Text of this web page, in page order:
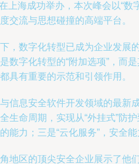
上海成功举办，本次峰会以“
交流与思想碰撞的高端平台。
，数字化转型已成为企业发
数字化转型的“附加选项”，而
具有重要的示范和引领作用。
信息安全软件开发领域的最新
生命周期，实现从“外挂式”防
能力；三是“云化服务”，安全
地区的顶尖安全企业展示了他